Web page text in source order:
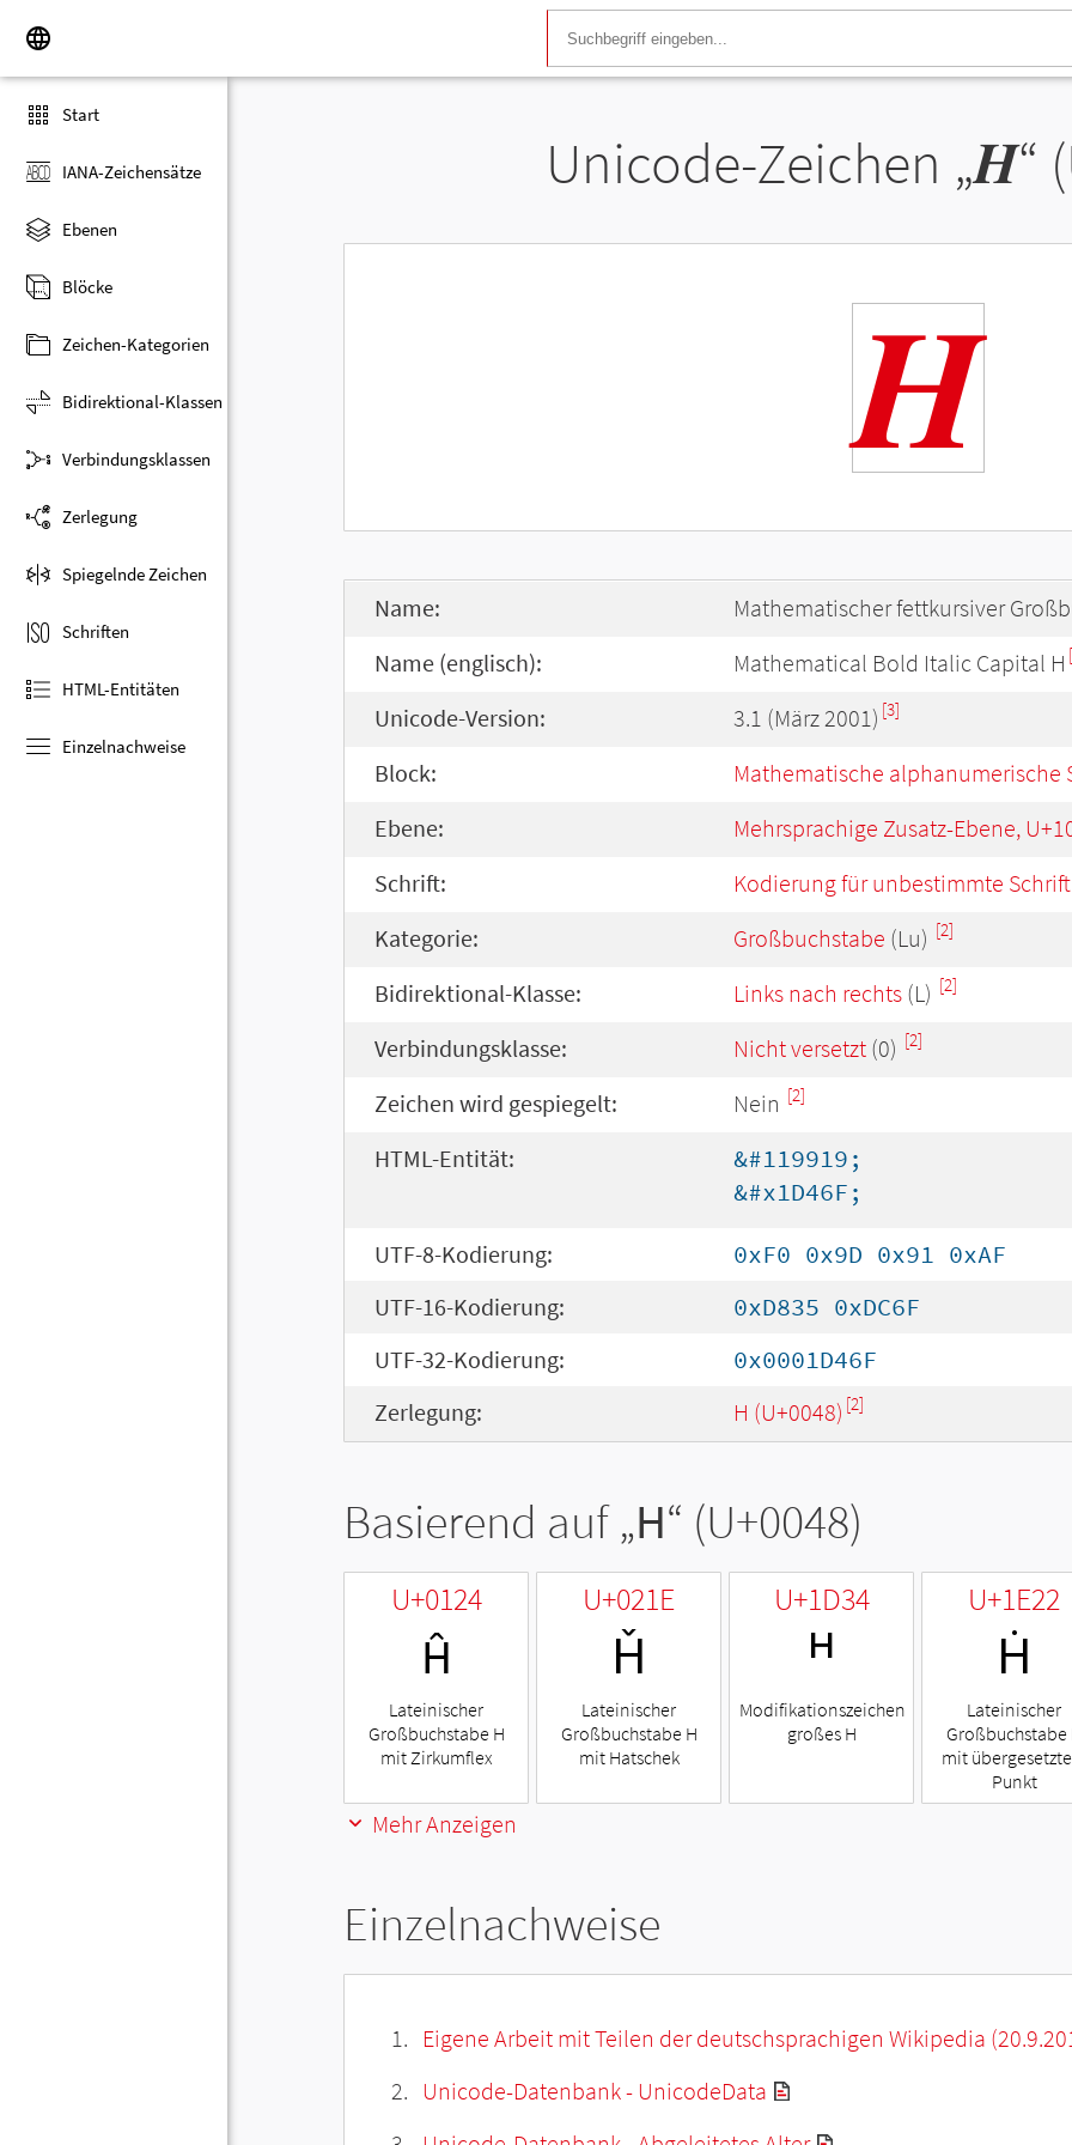
Start
IANA-Zeichensätze
Ebenen
Blöcke
Zeichen-Kategorien
Bidirektional-Klassen
Verbindungsklassen
Zerlegung
Spiegelnde Zeichen
Schriften
HTML-Entitäten
Einzelnachweise
Unicode-Zeichen „𝑯“
𝑯
Name: Mathematischer fettkursiver
Name (englisch): Mathematical Bold Italic Capital H
Unicode-Version: 3.1 (März 2001) [3]
Block: Mathematische alphanumerische
Ebene: Mehrsprachige Zusatz-Ebene,
Schrift: Kodierung für unbestimmte Schrift
Kategorie: Großbuchstabe (Lu) [2]
Bidirektional-Klasse: Links nach rechts (L) [2]
Verbindungsklasse: Nicht versetzt (0) [2]
Zeichen wird gespiegelt: Nein [2]
HTML-Entität:
&#119919;
&#x1D46F;
UTF-8-Kodierung:
0xF0 0x9D 0x91 0xAF
UTF-16-Kodierung:
0xD835 0xDC6F
UTF-32-Kodierung:
0x0001D46F
Zerlegung:
H (U+0048) [2]
Basierend auf „H“ (U+0048)
U+0124
Ĥ
Lateinischer
Großbuchstabe H
mit Zirkumflex
U+021E
Ȟ
Lateinischer
Großbuchstabe H
mit Hatschek
U+1D34
ᴴ
Modifikationszeichen
großes H
U+1E22
Ḣ
Lateinischer
Großbuchstabe
mit
Punkt
Mehr Anzeigen
Einzelnachweise
Eigene Arbeit mit Teilen der deutschsprachigen Wikipedia
Unicode-Datenbank - UnicodeData